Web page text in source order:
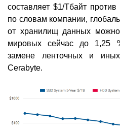
составляет $1/Тбайт
по словам компании,
от хранилищ данных
мировых сейчас до 1,25
замене ленточных и
Cerabyte.